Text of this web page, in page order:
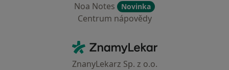
Noa Notes
Novinka
Centrum nápovědy
ZnamyLekar - Hlavní stránka
ZnanyLekarz Sp. z o.o.